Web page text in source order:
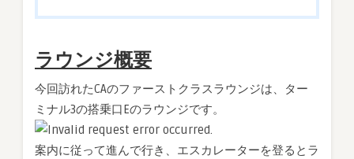
ラウンジ概要
今回訪れたCAのファーストクラスラウンジは、ター
ミナル3の搭乗口Eのラウンジです。
案内に従って進んで行き、エスカレーターを登るとラ